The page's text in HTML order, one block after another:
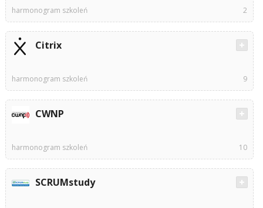
harmonogram szkoleń 2
Citrix
harmonogram szkoleń 9
CWNP
harmonogram szkoleń 10
SCRUMstudy